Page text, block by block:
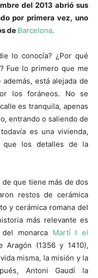
del 2013 abrió sus
por primera vez, uno
de Barcelona.
lo conocía? ¿Por qué
Fue lo primero que me
está alejada de
los foráneos. No se
es tranquila, apenas
entrando o saliendo de
es una vivienda,
que los detalles de la
que tiene más de dos
restos de cerámica
y cerámica romana del
más relevante es
monarca Martí I el
Aragón (1356 y 1410),
misma, la misión y la
Antoni Gaudí la